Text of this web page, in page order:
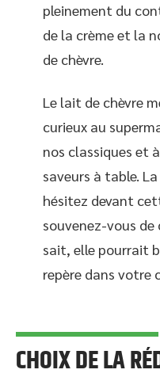
pleinement du
de la crème et la
de chèvre.
Le lait de chèvre
curieux au
nos classiques et
saveurs à table.
hésitez devant
souvenez-vous de
sait, elle pourrait
repère dans votre
CHOIX DE LA